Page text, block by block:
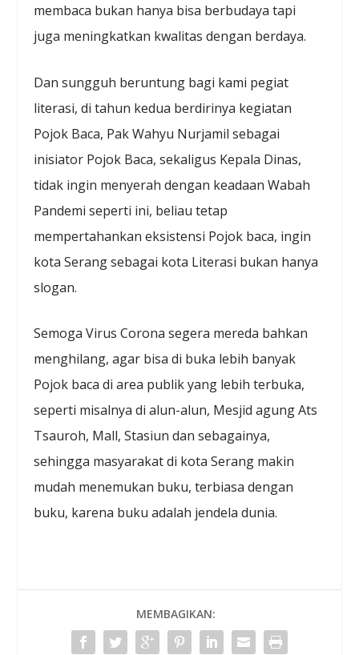
membaca bukan hanya bisa berbudaya tapi
juga meningkatkan kwalitas dengan berdaya.
Dan sungguh beruntung bagi kami pegiat
literasi, di tahun kedua berdirinya kegiatan
Pojok Baca, Pak Wahyu Nurjamil sebagai
inisiator Pojok Baca, sekaligus Kepala Dinas,
tidak ingin menyerah dengan keadaan Wabah
Pandemi seperti ini, beliau tetap
mempertahankan eksistensi Pojok baca, ingin
kota Serang sebagai kota Literasi bukan hanya
slogan.
Semoga Virus Corona segera mereda bahkan
menghilang, agar bisa di buka lebih banyak
Pojok baca di area publik yang lebih terbuka,
seperti misalnya di alun-alun, Mesjid agung Ats
Tsauroh, Mall, Stasiun dan sebagainya,
sehingga masyarakat di kota Serang makin
mudah menemukan buku, terbiasa dengan
buku, karena buku adalah jendela dunia.
MEMBAGIKAN: